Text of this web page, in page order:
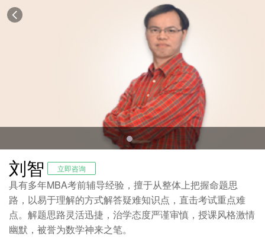
刘智 立即咨询
具有多年MBA考前辅导经验，擅于从整体上把握命题思
路，以易于理解的方式解答疑难知识点，直击考试重点难
点。解题思路灵活迅捷，治学态度严谨审慎，授课风格激情
幽默，被誉为数学神来之笔。